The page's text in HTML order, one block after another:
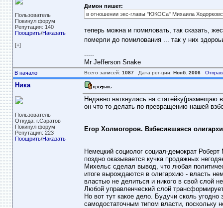
Пользователь
Покинул форум
Репутация: 140
Поощрить/Наказать
[+]
Димон пишет:
в отношении экс-главы "ЮКОСа" Михаила
теперь можна и помиловать, так сказать,
померли до помилования ... так у них
-----
Mr Jefferson Snake
В начало Всего записей: 1087Дата рег-ции: Нояб. 2006
Ника
Пользователь
Откуда: г.Саратов
Покинул форум
Репутация: 223
Поощрить/Наказать
Недавно наткнулась на статейку(размещаю
он что-то делать по превращению нашей
Егор Холмогоров. Взбесившаяся
Немецкий социолог социал-демократ
поздно оказывается кучка продажных
Михельс сделал вывод, что любая
итоге вырождаются в олигархию - власть
властью не делиться и никого в свой слой
Любой управленческий слой
Но вот тут какое дело. Будучи сколь
самодостаточным типом власти, поскольку